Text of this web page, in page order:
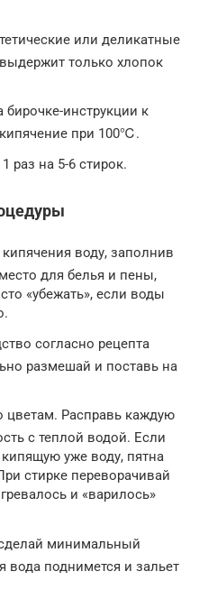
или деликатные
только хлопок
бирочке-инструкции к
при 100℃.
раз на 5-6 стирок.
воду, заполнив
для белья и пены,
«убежать», если воды
согласно рецепта
размешай и поставь на
цветам. Расправь каждую
с теплой водой. Если
уже воду, пятна
стирке переворачивай
и «варилось»
минимальный
вода поднимется и зальет